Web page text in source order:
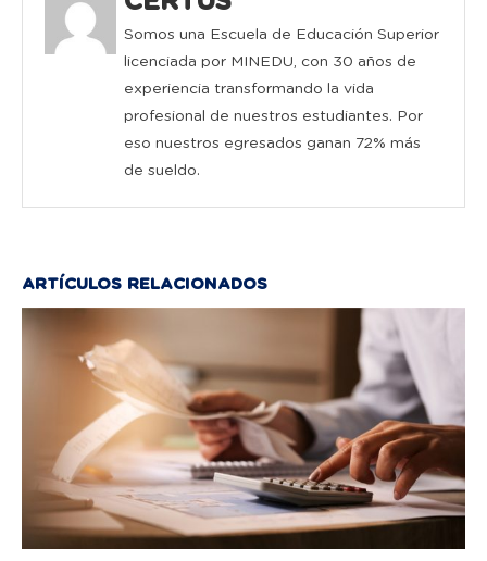
Somos una Escuela de Educación Superior
licenciada por MINEDU, con 30 años de
experiencia transformando la vida
profesional de nuestros estudiantes. Por
eso nuestros egresados ganan 72% más
de sueldo.
ARTÍCULOS RELACIONADOS